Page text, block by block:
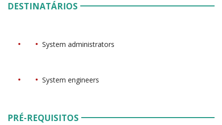
DESTINATÁRIOS
System administrators
System engineers
PRÉ-REQUISITOS